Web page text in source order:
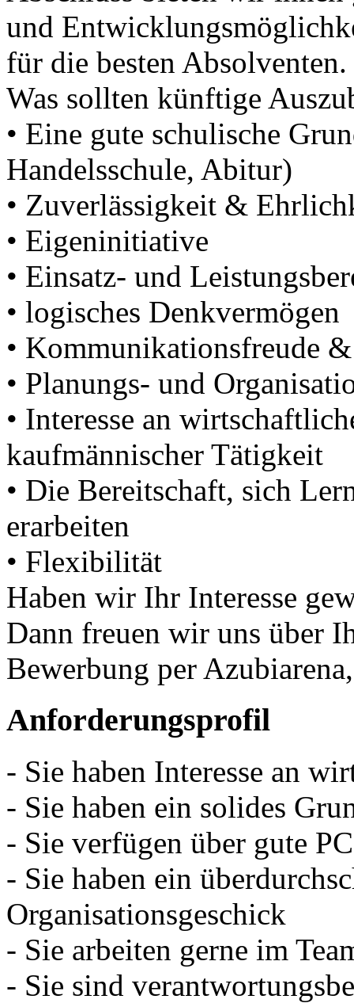
und
für die besten Absolventen.
Was sollten künftige
• Eine gute schulische
Handelsschule, Abitur)
• Zuverlässigkeit &
• Eigeninitiative
• Einsatz- und
• logisches Denkvermögen
• Kommunikationsfreude
• Planungs- und
• Interesse an
kaufmännischer Tätigkeit
• Die Bereitschaft, sich
erarbeiten
• Flexibilität
Haben wir Ihr Interesse
Dann freuen wir uns über
Bewerbung per
Anforderungsprofil
- Sie haben Interesse an
- Sie haben ein solides
- Sie verfügen über gute
- Sie haben ein
Organisationsgeschick
- Sie arbeiten gerne im
- Sie sind